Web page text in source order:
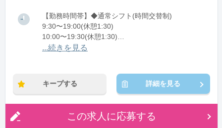
【勤務時間帯】◆通常シフト(時間交替制)
9:30〜19:00(休憩1:30)
10:00〜19:30(休憩1:30)
10:30〜20:00(休憩1:30)
...続きを見る
キープする 詳細を見る
この求人に応募する